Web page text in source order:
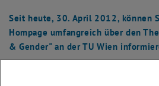
Seit heute, 30. April 2012, können
Hompage umfangreich über den
& Gender" an der TU Wien